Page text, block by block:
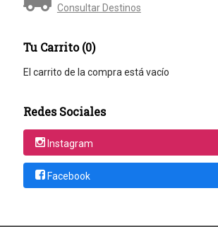
Consultar Destinos
Tu Carrito (0)
El carrito de la compra está vacío
Redes Sociales
Instagram
Facebook